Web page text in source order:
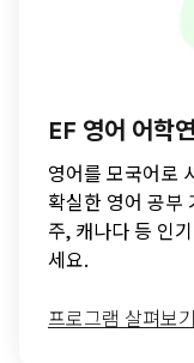
EF 영어 어학
영어를 모국어로
확실한 영어 공부
주, 캐나다 등 인
세요.
프로그램 살펴보기